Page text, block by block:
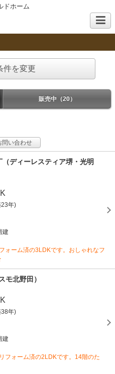
ドホーム
件を変更
販売中（20）
い合わせ
ディーレスティア堺・光明
23年)
建
ォーム済の3LDKです。おしゃれなフ
モ北野田）
38年)
建
フォーム済の2LDKです。14階のた